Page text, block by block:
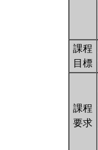
課程
目標
課程
要求